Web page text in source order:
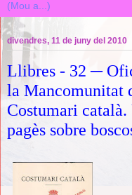
divendres, 11 de juny del 2010
Llibres - 32 ─
la Mancomunitat
Costumari català.
pagès sobre